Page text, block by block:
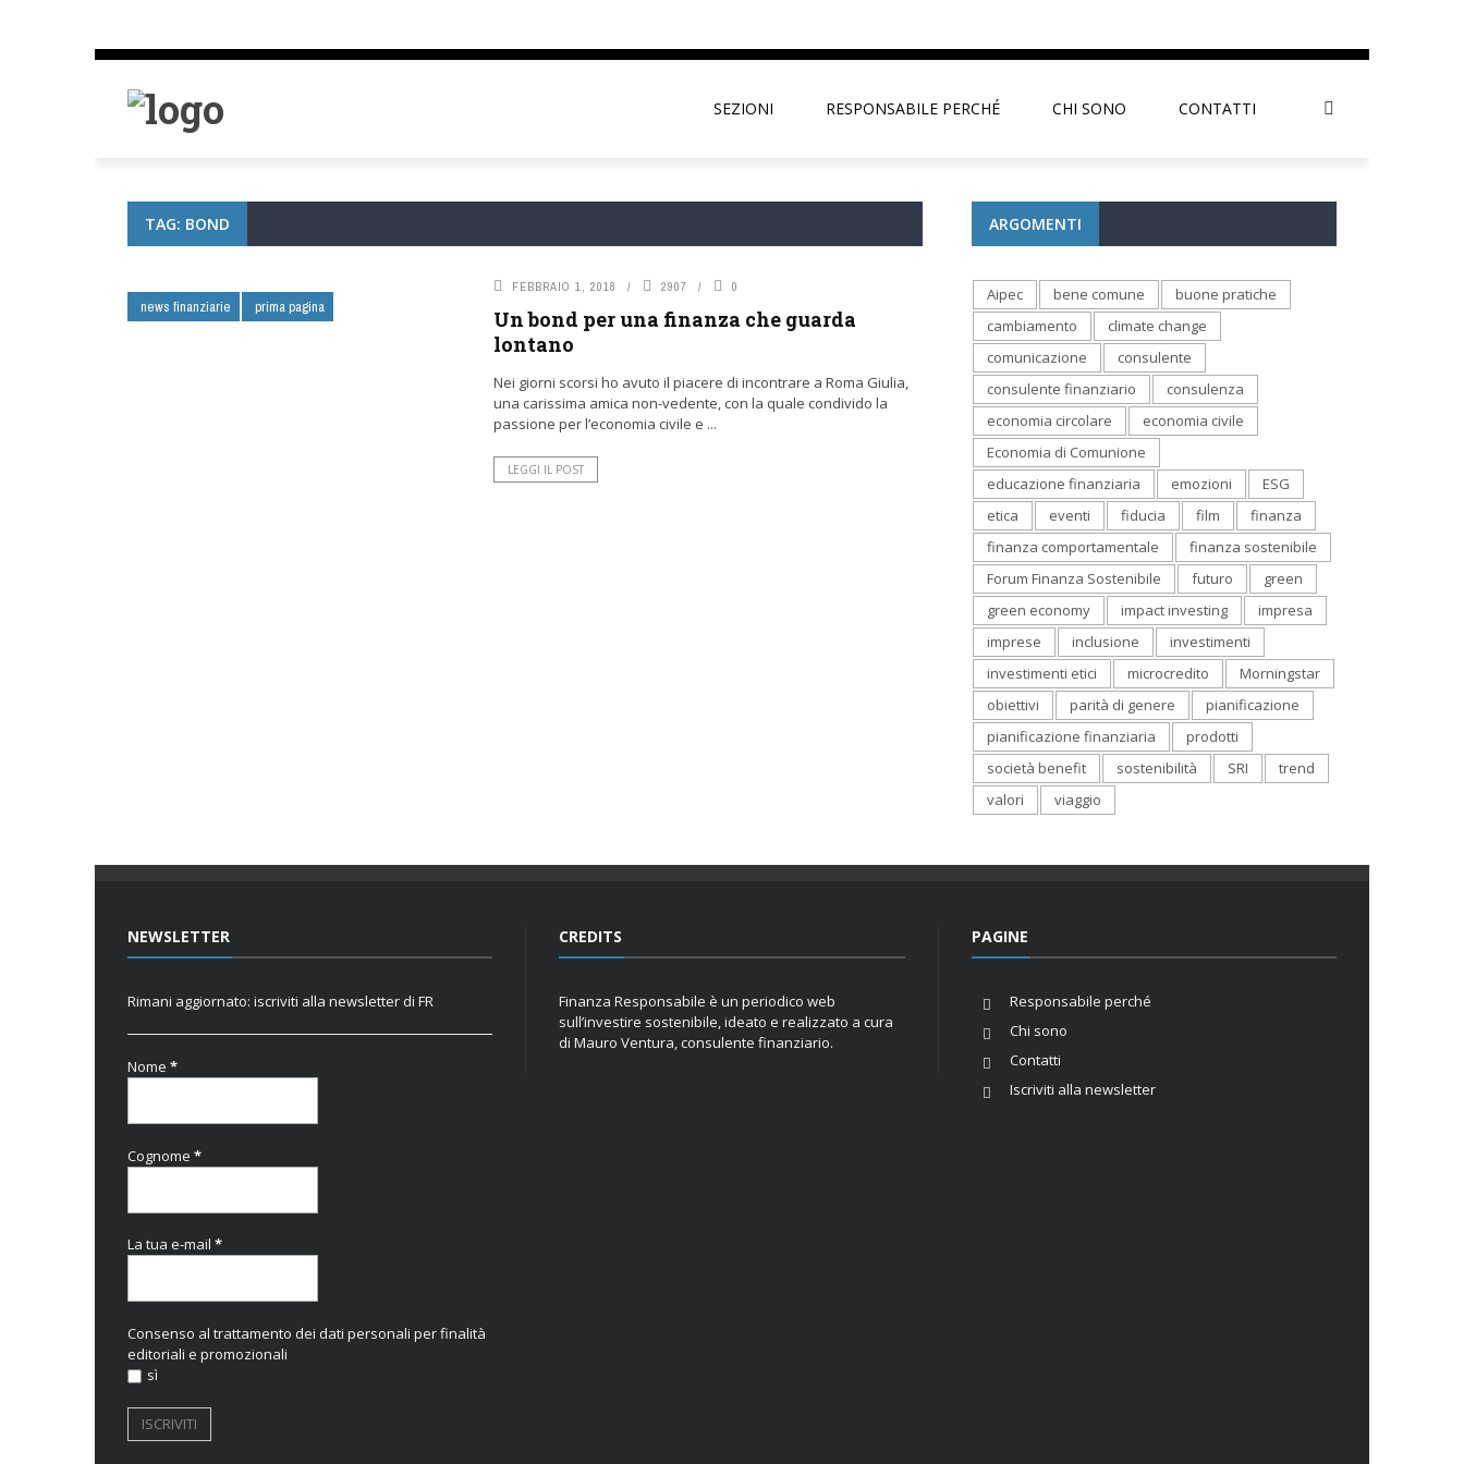
SEZIONI RESPONSABILE PERCHÉ CHI SONO CONTATTI
TAG: BOND
news finanziarie prima pagina
FEBBRAIO 1, 2018 2907 0
Un bond per una finanza che guarda
lontano
Nei giorni scorsi ho avuto il piacere di incontrare a Roma Giulia,
una carissima amica non-vedente, con la quale condivido la
passione per l’economia civile e ...
LEGGI IL POST
ARGOMENTI
Aipec bene comune
buone pratiche
cambiamento
climate change
comunicazione
consulente
consulente finanziario
consulenza
economia circolare
economia civile
Economia di Comunione
educazione finanziaria
emozioni
ESG
etica
eventi fiducia film
finanza
finanza comportamentale
finanza sostenibile
Forum Finanza Sostenibile
futuro
green
green economy
impact investing
impresa
imprese
inclusione
investimenti
investimenti etici
microcredito
Morningstar
obiettivi
parità di genere
pianificazione
pianificazione finanziaria
prodotti
società benefit
sostenibilità SRI
trend
valori
viaggio
NEWSLETTER
Rimani aggiornato: iscriviti alla newsletter di FR
Nome *
Cognome *
La tua e-mail *
Consenso al trattamento dei dati personali per finalità
editoriali e promozionali
sì
CREDITS
Finanza Responsabile è un periodico web
sull’investire sostenibile, ideato e realizzato a cura
di Mauro Ventura, consulente finanziario.
PAGINE
Responsabile perché
Chi sono
Contatti
Iscriviti alla newsletter